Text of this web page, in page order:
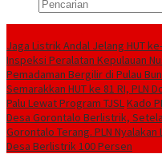
Jaga Listrik Andal Jelang HUT
Inspeksi Peralatan Kepulauan
Pemadaman Bergilir di Pulau
Semarakkan HUT ke 81 RI, PLN
Palu Lewat Program TJSLKado
Desa Gorontalo Berlistrik,
Gorontalo Terang. PLN
Desa Berlistrik 100 Persen